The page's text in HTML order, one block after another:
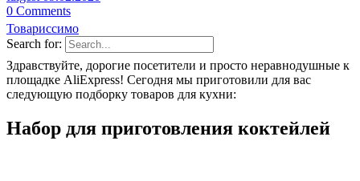
Товариссимо
Search for:
0 Comments
Здравствуйте, дорогие посетители и просто неравнодушные к
площадке AliExpress! Сегодня мы приготовили для вас
следующую подборку товаров для кухни:
Набор для приготовления коктейлей